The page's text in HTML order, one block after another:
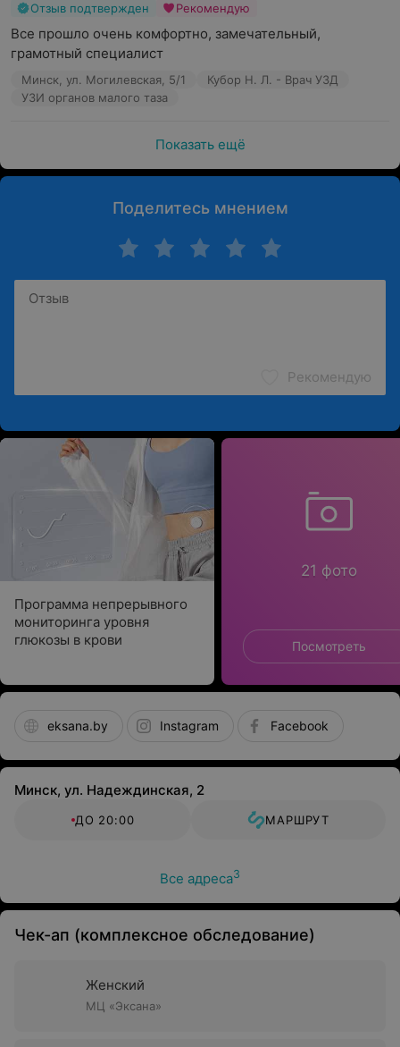
Отзыв подтвержден Рекомендую
Все прошло очень комфортно, замечательный,
грамотный специалист
Минск, ул. Могилевская, 5/1
Кубор Н. Л. - Врач УЗД
УЗИ органов малого таза
Показать ещё
Поделитесь мнением
Рекомендую
Программа непрерывного
мониторинга уровня
глюкозы в крови
21 фото
Посмотреть
eksana.by Instagram Facebook
Минск, ул. Надеждинская, 2
ДО 20:00 МАРШРУТ
Все адреса3
Чек-ап (комплексное обследование)
Женский
МЦ «Эксана»